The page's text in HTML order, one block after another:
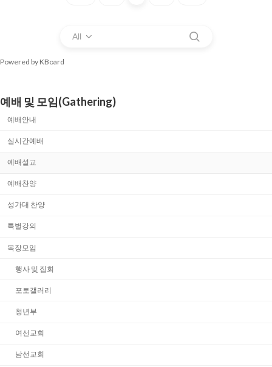
All
Powered by KBoard
예배 및 모임(Gathering)
예배안내
실시간예배
예배설교
예배찬양
성가대 찬양
특별강의
목장모임
행사 및 집회
포토갤러리
청년부
여선교회
남선교회